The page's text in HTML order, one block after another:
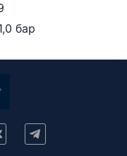
бар